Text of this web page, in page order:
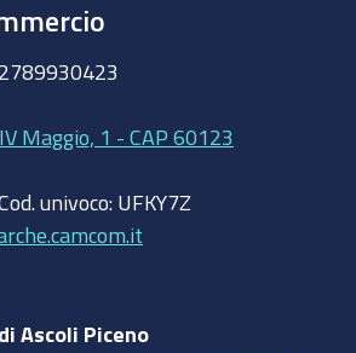
Maggio, 1 - CAP 60123
univoco: UFKY7Z
Ascoli Piceno